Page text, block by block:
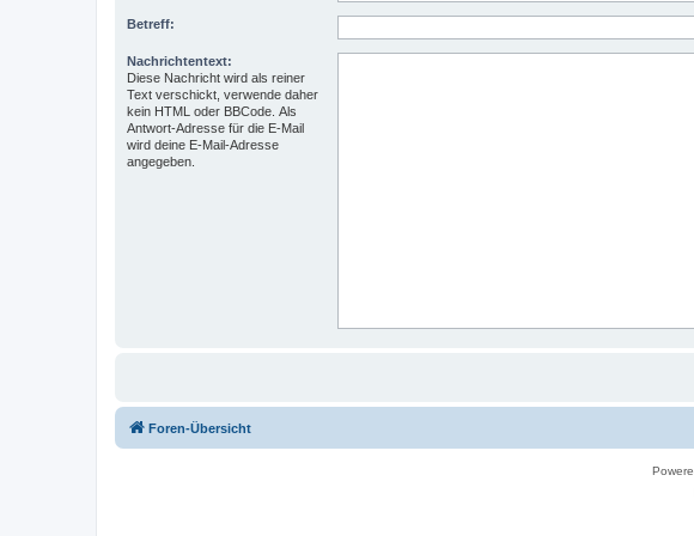
Betreff:
Nachrichtentext:
Diese Nachricht wird als reiner
Text verschickt, verwende daher
kein HTML oder BBCode. Als
Antwort-Adresse für die E-Mail
wird deine E-Mail-Adresse
angegeben.
Foren-Übersicht